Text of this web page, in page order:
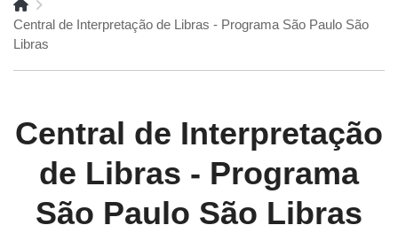
Central de Interpretação de Libras - Programa São Paulo São
Libras
Central de Interpretação
de Libras - Programa
São Paulo São Libras